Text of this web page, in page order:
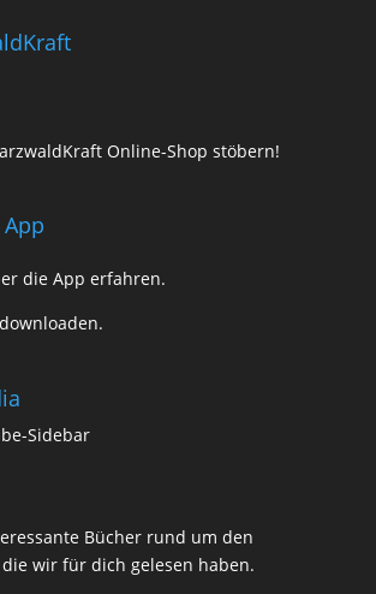
Online-Shop stöbern!
App
die App erfahren.
Bücher rund um den
wir für dich gelesen haben.